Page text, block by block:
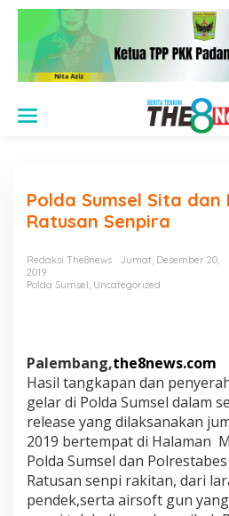
Polda Sumsel Sita dan
Ratusan Senpira
Redaksi The8news
Jumat, Desember 20,
2019
Polda Sumsel, Uncategorized
Palembang,the8news.com
Hasil tangkapan dan
gelar di Polda Sumsel dalam
release yang dilaksanakan
2019 bertempat di Halaman
Polda Sumsel dan
Ratusan senpi rakitan, dari
pendek,serta airsoft gun